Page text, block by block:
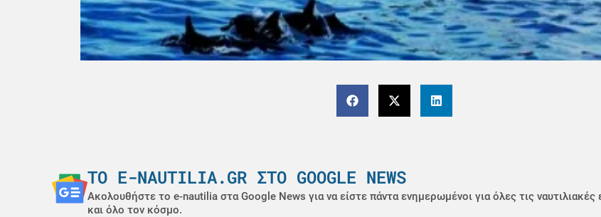
ΤΟ E-NAUTILIA.GR ΣΤΟ GOOGLE NEWS
Ακολουθήστε το e-nautilia στα Google News για να είστε πάντα ενημερωμένοι για όλες τις ναυτιλιακές
και όλο τον κόσμο.